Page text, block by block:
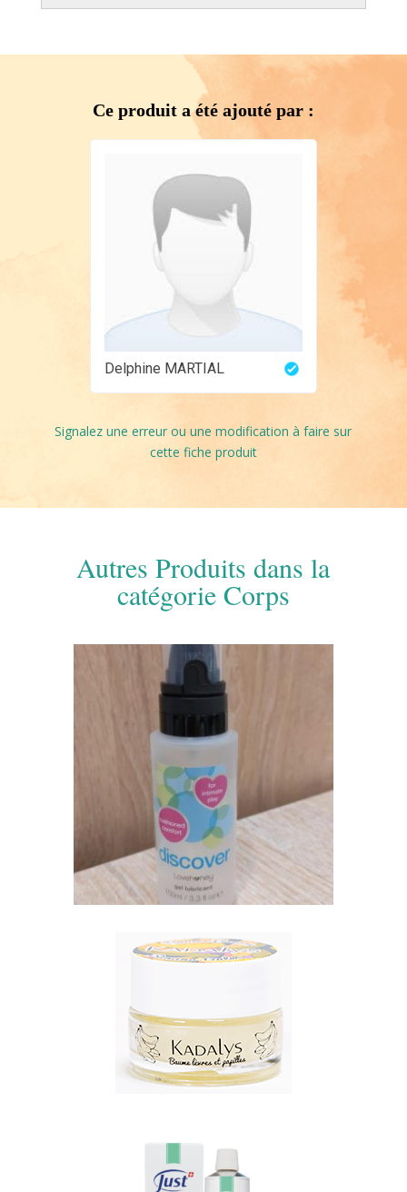
Ce produit a été ajouté par :
Delphine MARTIAL
Signalez une erreur ou une modification à faire sur
cette fiche produit
Autres Produits dans la
catégorie Corps